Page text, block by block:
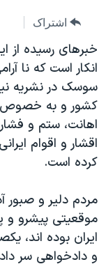
جهش
جستجوویژه برنامه‌ها
ویدیوها
فرهنگ و زندگی
حقوق شهروندی
اقتصادی
اسرائیل در جنگ
گالری عکس
آرشیو پخش زنده
۲۵۰سالگی آمریکا
بایگانی برنامه‌های
مستندها
انتخابات ریاست
حمله جمهوری
ورزش زنان در ایران
اعتراضات زن،
مجموعه مستندهای
فرکانس‌های صدای
یادگیری زبان
دنبال کنید
زبانهای مختلف
اشتراک
خبرهای رسيده از
انکار است که نا
سوسک در نشريه
کشور و به خصوص
اهانت، ستم و
اقشار و اقوام
کرده است.
مردم دلير و صبور
موقعيتی پيشرو و
ايران بوده اند،
و دادخواهی سر